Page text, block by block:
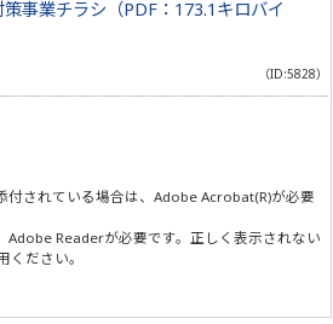
事業チラシ（PDF：173.1キロバイ
（ID:5828）
付されている場合は、Adobe Acrobat(R)が必要
Adobe Readerが必要です。正しく表示されない
ください。